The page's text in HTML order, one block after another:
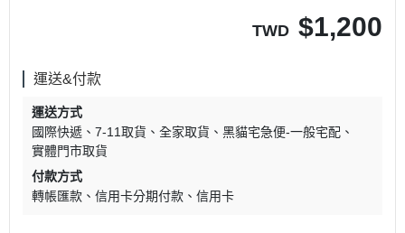
TWD $1,200
運送&付款
運送方式
國際快遞
7-11取貨 全家取貨
黑貓宅急便-一般宅配
實體門市取貨
付款方式
轉帳匯款
信用卡分期付款 信用卡